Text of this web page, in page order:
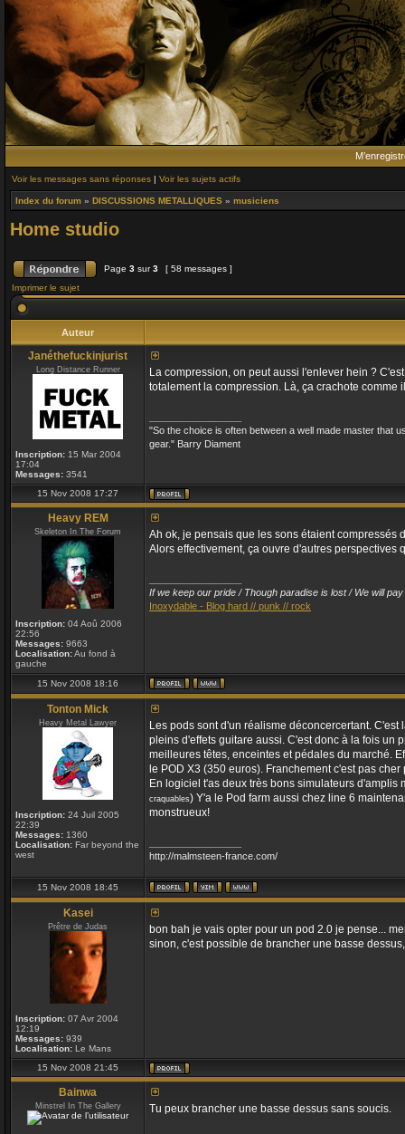
Voir les messages sans réponses | Voir les sujets actifs
Index du forum » DISCUSSIONS METALLIQUES » musiciens
Home studio
Page 3 sur3
[ 58 messages ]
Imprimer le sujet
Auteur
Janéthefuckinjurist
Long Distance Runner
Inscription: 15 Mar 2004
17:04
Messages: 3541
La compression, on peut aussi l'enlever hein ?
totalement la compression. Là, ça crachote
"So the choice is often between a well made master that
gear." Barry Diament
15 Nov 2008 17:27
Heavy REM
Skeleton In The Forum
Inscription: 04 Aoû 2006
22:56
Messages: 9663
Localisation:Au fond à
gauche
Ah ok, je pensais que les sons étaient compressés
Alors effectivement, ça ouvre d'autres perspectives
If we keep our pride / Though paradise is lost / We will
Inoxydable - Blog hard // punk // rock
15 Nov 2008 18:16
Tonton Mick
Heavy Metal Lawyer
Inscription: 24 Juil 2005
22:39
Messages: 1360
Localisation: Far beyond the
west
Les pods sont d'un réalisme déconcercertant.
pleins d'effets guitare aussi. C'est donc à la fois un
meilleures têtes, enceintes et pédales du marché.
le POD X3 (350 euros). Franchement c'est pas cher
En logiciel t'as deux très bons simulateurs
craquables) Y'a le Pod farm aussi chez line 6
monstrueux!
http://malmsteen-france.com/
15 Nov 2008 18:45
Kasei
Prêtre de Judas
Inscription: 07 Avr 2004
12:19
Messages: 939
Localisation: Le Mans
bon bah je vais opter pour un pod 2.0 je pense...
sinon, c'est possible de brancher une basse
15 Nov 2008 21:45
Bainwa
Minstrel In The Gallery Tu peux brancher une basse dessus sans soucis.